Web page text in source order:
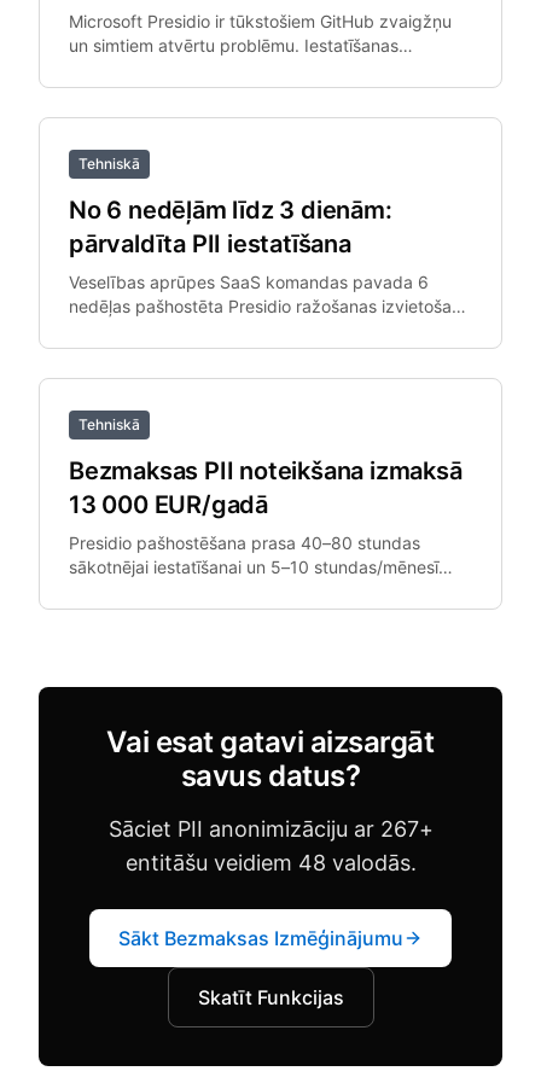
Microsoft Presidio ir tūkstošiem GitHub zvaigžņu
un simtiem atvērtu problēmu. Iestatīšanas
pārvaldība prasa nopietnu inženieru darbu.
Tehniskā
No 6 nedēļām līdz 3 dienām:
pārvaldīta PII iestatīšana
Veselības aprūpes SaaS komandas pavada 6
nedēļas pašhostēta Presidio ražošanas izvietošanā
aizvieto izvietošanas projektu.
Tehniskā
Bezmaksas PII noteikšana izmaksā
13 000 EUR/gadā
Presidio pašhostēšana prasa 40–80 stundas
sākotnējai iestatīšanai un 5–10 stundas/mēnesī
inženieru likmēm tas ir 13 200 EUR un vairāk.
Vai esat gatavi aizsargāt
savus datus?
Sāciet PII anonimizāciju ar 267+
entitāšu veidiem 48 valodās.
Sākt Bezmaksas Izmēģinājumu
Skatīt Funkcijas